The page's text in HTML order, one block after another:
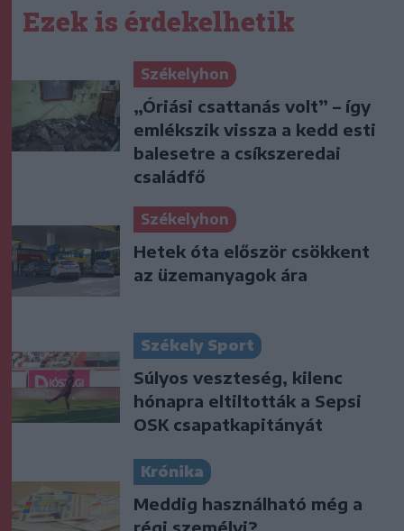
Ezek is érdekelhetik
Székelyhon
„Óriási csattanás volt” – így
emlékszik vissza a kedd esti
balesetre a csíkszeredai
családfő
Székelyhon
Hetek óta először csökkent
az üzemanyagok ára
Székely Sport
Súlyos veszteség, kilenc
hónapra eltiltották a Sepsi
OSK csapatkapitányát
Krónika
Meddig használható még a